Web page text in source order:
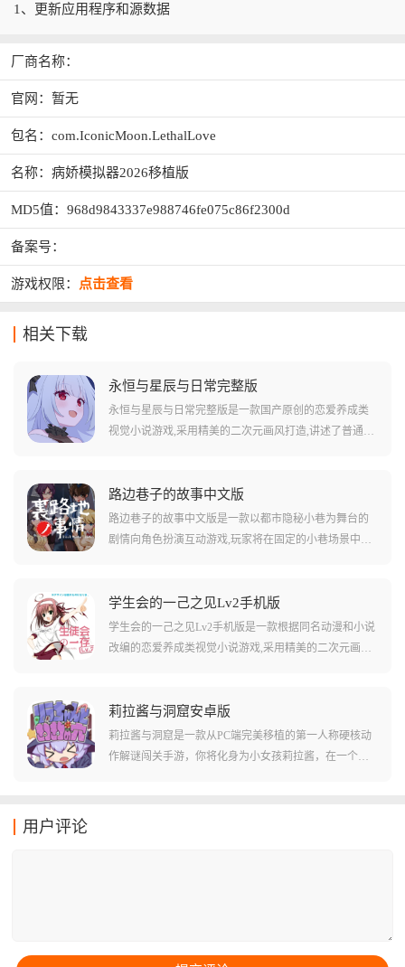
1、更新应用程序和源数据
厂商名称：
官网：暂无
包名：com.IconicMoon.LethalLove
名称：病娇模拟器2026移植版
MD5值：968d9843337e988746fe075c86f2300d
备案号：
游戏权限： 点击查看
相关下载
永恒与星辰与日常完整版
永恒与星辰与日常完整版是一款国产原创的恋爱养成类
视觉小说游戏,采用精美的二次元画风打造,讲述了普通男
要通过不断做出选择来推动剧情发展,每个关键选项都会
影响故事走向和角色好感度。游戏中包含血族大小姐和
魔女少女两位性格迥异的女主角,每位角色都有专属的中
多周目体验,让玩家能够充分探索每一条故事线。
路边巷子的故事中文版
路边巷子的故事中文版是一款以都市隐秘小巷为舞台的
剧情向角色扮演互动游戏,玩家将在固定的小巷场景中通
他们都有着各自的秘密,玩家通过与性格鲜明的角色交流
互动,解开谜题,推动剧情线发展。游戏采用二次元画风,搭
载精美手绘画面与沉浸音效,包含大量分支结局及隐藏收
学生会的一己之见Lv2手机版
学生会的一己之见Lv2手机版是一款根据同名动漫和小说
改编的恋爱养成类视觉小说游戏,采用精美的二次元画风
性格各异的美丽女生共同在学生会中工作,通过日常互动
和对话选择来推动剧情发展。游戏加入了独特的卡片收
集系统,玩家需要通过收集卡片来开启角色CG,体验不同
莉拉酱与洞窟安卓版
莉拉酱与洞窟是一款从PC端完美移植的第一人称硬核动
作解谜闯关手游，你将化身为小女孩莉拉酱，在一个未
用户评论